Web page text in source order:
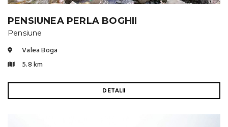
PENSIUNEA PERLA BOGHII
Pensiune
Valea Boga
5.8 km
DETALII